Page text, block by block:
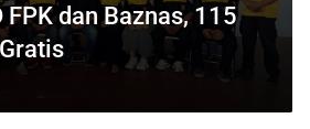
FPK dan Baznas, 115